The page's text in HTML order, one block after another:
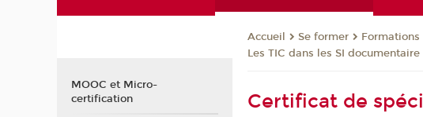
Accueil Se former
Les TIC dans les SI documentaire
Certificat de
MOOC et Micro-
certification